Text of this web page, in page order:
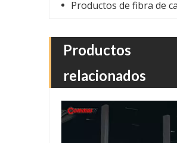
Productos
relacionados